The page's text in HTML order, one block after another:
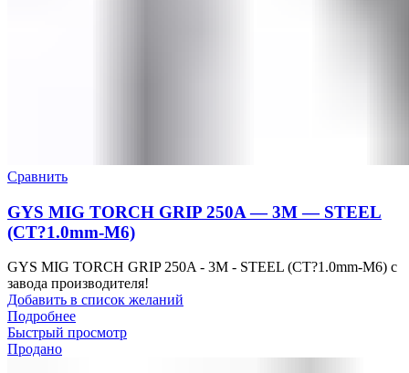
Сравнить
GYS MIG TORCH GRIP 250A — 3M — STEEL
(CT?1.0mm-M6)
GYS MIG TORCH GRIP 250A - 3M - STEEL (CT?1.0mm-M6) с
завода производителя!
Добавить в список желаний
Подробнее
Быстрый просмотр
Продано